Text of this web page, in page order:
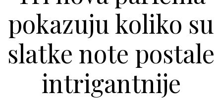
pokazuju koliko su
slatke note postale
intrigantnije